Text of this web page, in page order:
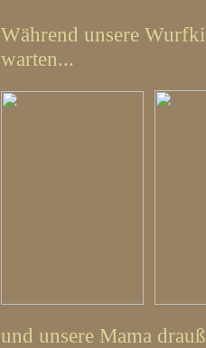
Während unsere
warten...
und unsere Mama